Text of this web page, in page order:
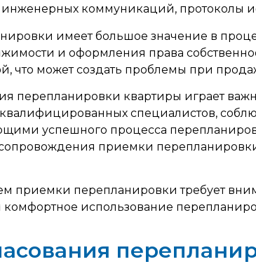
коммуникаций, протоколы
имеет большое значение в
и оформления права
что может создать проблемы при
перепланировки квартиры играет
квалифицированных специалистов,
успешного процесса
приемки
приемки перепланировки требует
комфортное использование